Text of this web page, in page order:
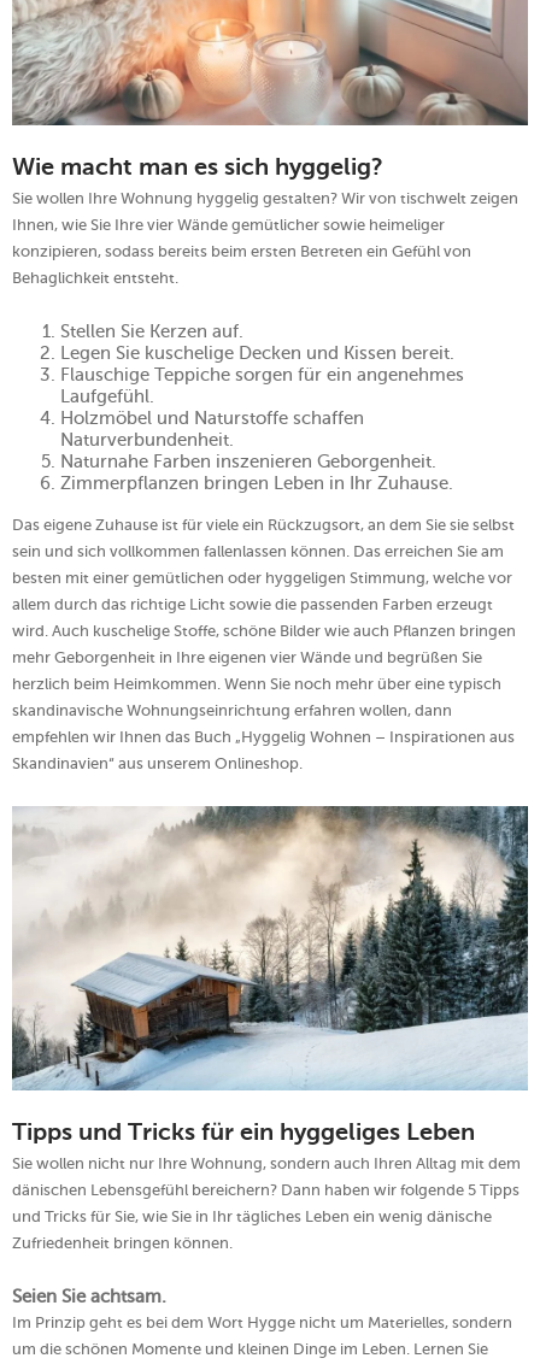
Wie macht man es sich hyggelig?
Sie wollen Ihre Wohnung hyggelig gestalten? Wir von tischwelt zeigen
Ihnen, wie Sie Ihre vier Wände gemütlicher sowie heimeliger
konzipieren, sodass bereits beim ersten Betreten ein Gefühl von
Behaglichkeit entsteht.
Stellen Sie Kerzen auf.
Legen Sie kuschelige Decken und Kissen bereit.
Flauschige Teppiche sorgen für ein angenehmes
Laufgefühl.
Holzmöbel und Naturstoffe schaffen
Naturverbundenheit.
Naturnahe Farben inszenieren Geborgenheit.
Zimmerpflanzen bringen Leben in Ihr Zuhause.
Das eigene Zuhause ist für viele ein Rückzugsort, an dem Sie sie selbst
sein und sich vollkommen fallenlassen können. Das erreichen Sie am
besten mit einer gemütlichen oder hyggeligen Stimmung, welche vor
allem durch das richtige Licht sowie die passenden Farben erzeugt
wird. Auch kuschelige Stoffe, schöne Bilder wie auch Pflanzen bringen
mehr Geborgenheit in Ihre eigenen vier Wände und begrüßen Sie
herzlich beim Heimkommen. Wenn Sie noch mehr über eine typisch
skandinavische Wohnungseinrichtung erfahren wollen, dann
empfehlen wir Ihnen das Buch „Hyggelig Wohnen – Inspirationen aus
Skandinavien“ aus unserem Onlineshop.
Tipps und Tricks für ein hyggeliges Leben
Sie wollen nicht nur Ihre Wohnung, sondern auch Ihren Alltag mit dem
dänischen Lebensgefühl bereichern? Dann haben wir folgende 5 Tipps
und Tricks für Sie, wie Sie in Ihr tägliches Leben ein wenig dänische
Zufriedenheit bringen können.
Seien Sie achtsam.
Im Prinzip geht es bei dem Wort Hygge nicht um Materielles, sondern
um die schönen Momente und kleinen Dinge im Leben. Lernen Sie